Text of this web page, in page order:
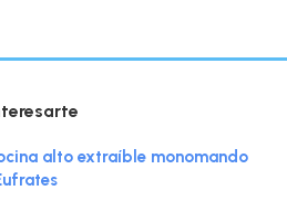
alto extraíble monomando